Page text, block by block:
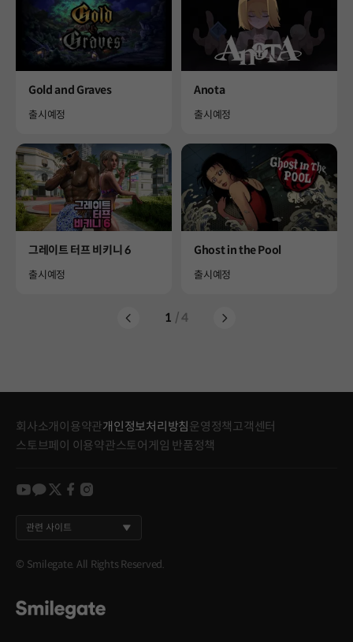
Product
Gold and Graves
Availability
출시예정
Product
Anota
Availability
출시예정
Product
그레이트 터프 비키니 6
Availability
출시예정
Product
Ghost in the Pool
Availability
출시예정
1 / 4
회사소개이용약관개인정보처리방침 운영정책고객센터
스토브페이 이용약관스토어게임 반품정책
youtube
kakao
twitter
facebook
instagram
관련 사이트
© Smilegate. All Rights Reserved.